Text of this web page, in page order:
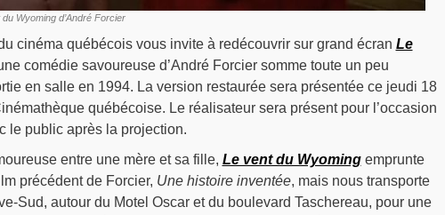
Wyoming d’André Forcier
cinéma québécois vous invite à redécouvrir sur grand écran Le
comédie savoureuse d’André Forcier somme toute un peu
en salle en 1994. La version restaurée sera présentée ce jeudi 18
québécoise. Le réalisateur sera présent pour l’occasion
le public après la projection.
entre une mère et sa fille, Le vent du Wyomingemprunte
précédent de Forcier, Une histoire inventée, mais nous transporte
Sud, autour du Motel Oscar et du boulevard Taschereau, pour une